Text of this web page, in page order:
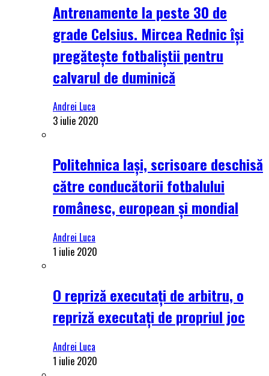
Antrenamente la peste 30 de
grade Celsius. Mircea Rednic își
pregătește fotbaliștii pentru
calvarul de duminică
Andrei Luca
3 iulie 2020
Politehnica Iași, scrisoare deschisă
către conducătorii fotbalului
românesc, european și mondial
Andrei Luca
1 iulie 2020
O repriză executați de arbitru, o
repriză executați de propriul joc
Andrei Luca
1 iulie 2020